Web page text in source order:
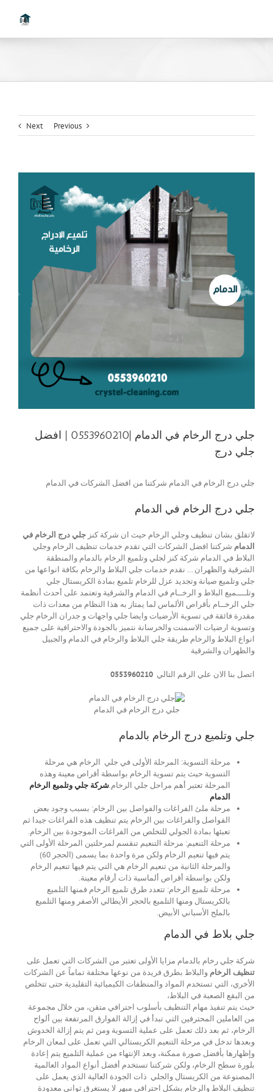
Previous
Next
جلي درج الرخام في الدمام |0553960210 | افضل
جلي درج
جلي درج الرخام في الدمام شركتنا من افضل الشركات في الدمام
جلي درج الرخام في الدمام
لاتقلق بشان تنظيف وجلي الرخام حيث ان شركة كنز جلي درج الرخام في
الدمام شركتنا افضل الشركات التي تقدم خدمات تنظيف الرخام وجلي
البلاط في الدمام شركة كنز لجلي وتلميع الرخام بالدمام والمنطقة
الشرقية والظهران … نقدم خدمات جلي البلاط والرخام بكافة انواعها من
جلي وتلميع صيانة وتجديد عزل للرخام تلميع بمادة الكريستال جلي
وتلــــميع البلاط و الرخــام في الدمام والشرقية وتعتمد على أحدث أنظمة
جلي الرخــام بأقراص الألماس لما يمتاز به هذا النظام من معدات ذات
مقدرة فائقة في تسوية الأرضيات وايضا جلي واجهات و جدران الرخام جلي
وتسوية ارضيات الاسمنت والخرسانة نتميز بالجودة والاحترافية على جميع
انواع البلاط والرخام طريقة جلي البلاط والرخام في الدمام والجبيل
والظهران والشرقية
اتصل بنا الان علي الرقم التالي 0553960210
جلي درج الرخام في الدمام
جلي وتلميع درج الرخام بالدمام
مرحلة التسوية: المرحلة الأولى في جلي الرخام هي مرحلة
التسوية حيث يتم تسوية الرخام بواسطة أقراص معينة وهذه
المرحلة تعتبر أهم مراحل جلي الرخام.شركة جلي وتلميع الرخام
الدمام
مرحلة ملئ الفراغات والفواصل بين الرخام: بسبب وجود بعض
الفواصل والفراغات بين الرخام يتم تنظيف هذه الفراغات جيدا ثم
تعبئها بمادة الجولي للتخلص من الفراغات الموجودة بين الرخام.
مرحلة التنعيم: مرحلة التنعيم تنقسم لمرحلتين المرحلة الأولى التي
يتم فيها تنعيم الرخام ولكن مرة واحدة بما يسمى (الحجر 60)
والمرحلة الثانية من تنعيم الرخام هي التي يتم فيها تنعيم الرخام
ولكن بواسطة أقراص ألماسية ذات أرقام معينة.
مرحلة تلميع الرخام: تتعدد طرق تلميع الرخام فمنها التلميع
بالكريستال ومنها التلميع بالحجر الأيطالي الأصفر ومنها التلميع
بالملح الأسباني الأبيض.
جلي بلاط في الدمام
شركة جلي رخام بالدمام مزايا الأولى تعتبر من الشركات التي تعمل على
تنظيف الرخام والبلاط بطرق فريدة من نوعها مختلفة تماماً عن الشركات
الأخري، التي تستخدم المواد والمنظفات الكيميائية التقليدية حتى تتخلص
من البقع الصعبة في البلاط،
حيث يتم تنفيذ مهام التنظيف بأسلوب احترافي متقن، من خلال مجموعة
من العاملين المحترفين التي تبدأ في إزالة الفوارق المرتفعة بين ألواح
الرخام، ثم بعد ذلك تعمل على عملية التسوية ومن ثم يتم إزالة الخدوش
وبعدها تدخل في مرحلة التنعيم الكريستالي التي تعمل على لمعان الرخام
وإظهارها بأفضل صورة ممكنة، وبعد الإنتهاء من عملية التلميع يتم إعادة
بلورة سطح الرخام، ولكن شركتنا تستخدم أفضل أنواع المواد العالمية
المصنوعة من الكريستال والجلي ذات الجودة العالية الذي يعمل على
تنظيف البلاط والرخام بشكل احترافي مبهر لا يستغرق ثواني معدودة